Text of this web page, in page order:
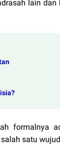
lain
formalnya
satu